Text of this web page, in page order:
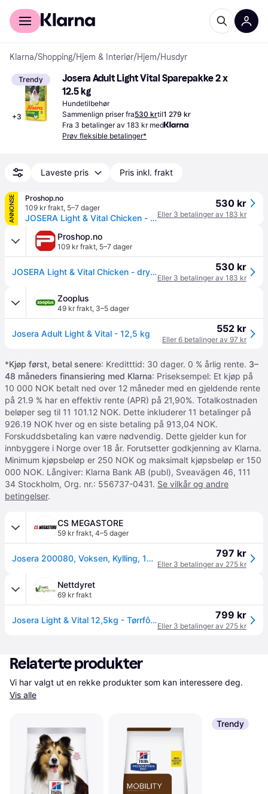
For kunder
Klarna/Shopping/Hjem & Interiør/Hjem/Husdyr
Trendy
+3
Josera Adult Light Vital Sparepakke 2 x
12.5 kg
Hundetilbehør
Sammenlign priser fra530 krtil1 279 kr
Fra 3 betalinger av 183 kr med
Prøv fleksible betalinger*
Laveste pris Pris inkl. frakt
ANNONSE
Proshop.no
109 kr frakt, 5–7 dager
JOSERA Light & Vital Chicken - dry dog food - 12.5kg
530 kr
Eller 3 betalinger av 183 kr
Proshop.no
109 kr frakt, 5–7 dager
JOSERA Light & Vital Chicken - dry dog food - 12.5kg 530 kr
Eller 3 betalinger av 183 kr
Zooplus
49 kr frakt, 3–5 dager
Josera Adult Light & Vital - 12,5 kg 552 kr
Eller 6 betalinger av 97 kr
*Kjøp først, betal senere: Kreditttid: 30 dager. 0 % årlig rente. 3–
48 måneders finansiering med Klarna: Priseksempel: Et kjøp på
10 000 NOK betalt ned over 12 måneder med en gjeldende rente
på 21.9 % har en effektiv rente (APR) på 21,90%. Totalkostnaden
beløper seg til 11 101.12 NOK. Dette inkluderer 11 betalinger på
926.19 NOK hver og en siste betaling på 913,04 NOK.
Forskuddsbetaling kan være nødvendig. Dette gjelder kun for
innbyggere i Norge over 18 år. Forutsetter godkjenning av Klarna.
Minimum kjøpsbeløp er 250 NOK og maksimalt kjøpsbeløp er 150
000 NOK. Långiver: Klarna Bank AB (publ), Sveavägen 46, 111
34 Stockholm, Org. nr.: 556737-0431. Se vilkår og andre
betingelser.
CS MEGASTORE
59 kr frakt, 4–5 dager
Josera 200080, Voksen, Kylling, 12,5 kg, Glutenfri 797 kr
Eller 3 betalinger av 275 kr
Nettdyret
69 kr frakt
Josera Light & Vital 12,5kg - Tørrfôr til hund (15-50012701) 799 kr
Eller 3 betalinger av 275 kr
Relaterte produkter
Vis alle
Trendy